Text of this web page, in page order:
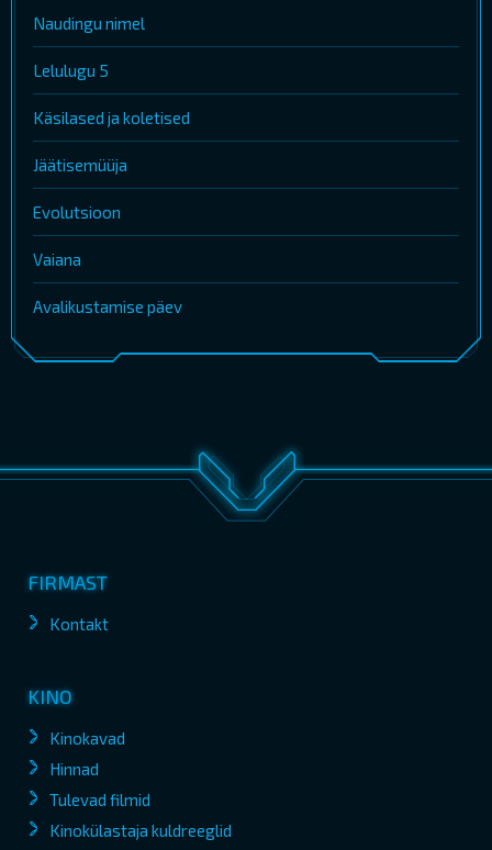
Naudingu nimel
Lelulugu 5
Käsilased ja koletised
Jäätisemüüja
Evolutsioon
Vaiana
Avalikustamise päev
FIRMAST
Kontakt
KINO
Kinokavad
Hinnad
Tulevad filmid
Kinokülastaja kuldreeglid